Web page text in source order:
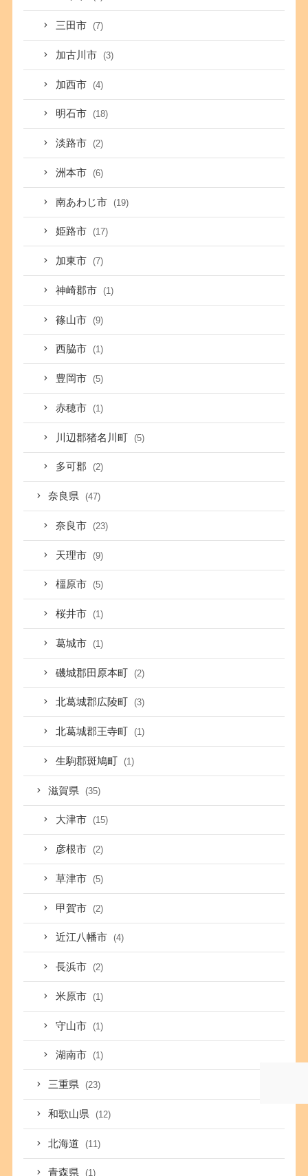
三田市 (7)
加古川市 (3)
加西市 (4)
明石市 (18)
淡路市 (2)
洲本市 (6)
南あわじ市 (19)
姫路市 (17)
加東市 (7)
神崎郡市 (1)
篠山市 (9)
西脇市 (1)
豊岡市 (5)
赤穂市 (1)
川辺郡猪名川町 (5)
多可郡 (2)
奈良県 (47)
奈良市 (23)
天理市 (9)
橿原市 (5)
桜井市 (1)
葛城市 (1)
磯城郡田原本町 (2)
北葛城郡広陵町 (3)
北葛城郡王寺町 (1)
生駒郡斑鳩町 (1)
滋賀県 (35)
大津市 (15)
彦根市 (2)
草津市 (5)
甲賀市 (2)
近江八幡市 (4)
長浜市 (2)
米原市 (1)
守山市 (1)
湖南市 (1)
三重県 (23)
和歌山県 (12)
北海道 (11)
青森県 (1)